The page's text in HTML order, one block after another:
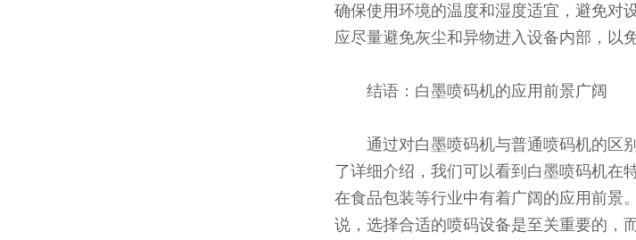
确保使用环境的温度和湿度适宜，避免对
应尽量避免灰尘和异物进入设备内部，以
结语：白墨喷码机的应用前景广阔
通过对白墨喷码机与普通喷码机的区
了详细介绍，我们可以看到白墨喷码机在
在食品包装等行业中有着广阔的应用前景
说，选择合适的喷码设备是至关重要的，